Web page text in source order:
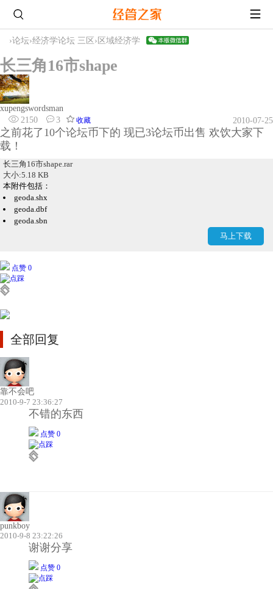
›论坛›经济学论坛 三区 › 区域经济学
长三角16市shape
xupengswordsman
2150
3 收藏 2010-07-25
之前花了10个论坛币下的 现已3论坛币出售 欢饮大家下
载！
长三角16市shape.rar
大小:5.18 KB
马上下载
本附件包括：
geoda.shx
geoda.dbf
geoda.sbn
点赞 0
全部回复
靠不会吧
2010-9-7 23:36:27
不错的东西
点赞 0
punkboy
2010-9-8 23:22:26
谢谢分享
点赞 0